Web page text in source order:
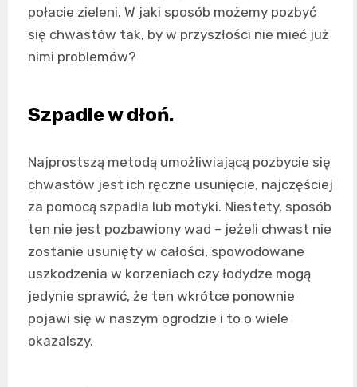
połacie zieleni. W jaki sposób możemy pozbyć
się chwastów tak, by w przyszłości nie mieć już
nimi problemów?
Szpadle w dłoń.
Najprostszą metodą umożliwiającą pozbycie się
chwastów jest ich ręczne usunięcie, najczęściej
za pomocą szpadla lub motyki. Niestety, sposób
ten nie jest pozbawiony wad – jeżeli chwast nie
zostanie usunięty w całości, spowodowane
uszkodzenia w korzeniach czy łodydze mogą
jedynie sprawić, że ten wkrótce ponownie
pojawi się w naszym ogrodzie i to o wiele
okazalszy.